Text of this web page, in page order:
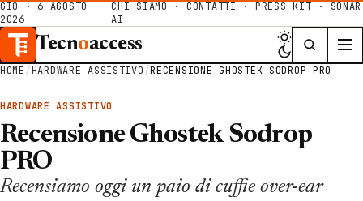
GIO · 6 AGOSTO
2026
CHI SIAMO ·CONTATTI ·PRESS KIT ·SONAR
AI
Tecnoaccess
HOME/HARDWARE ASSISTIVO/RECENSIONE GHOSTEK SODROP PRO
HARDWARE ASSISTIVO
Recensione Ghostek Sodrop
PRO
Recensiamo oggi un paio di cuffie over-ear